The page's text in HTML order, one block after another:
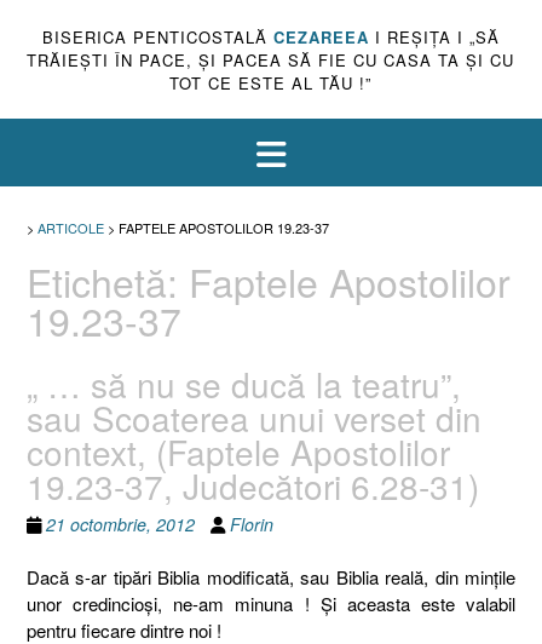
BISERICA PENTICOSTALĂ CEZAREEA I REŞIŢA I „SĂ
TRĂIEŞTI ÎN PACE, ŞI PACEA SĂ FIE CU CASA TA ŞI CU
TOT CE ESTE AL TĂU !”
> ARTICOLE > FAPTELE APOSTOLILOR 19.23-37
Etichetă: Faptele Apostolilor
19.23-37
„ … să nu se ducă la teatru”,
sau Scoaterea unui verset din
context, (Faptele Apostolilor
19.23-37, Judecători 6.28-31)
21 octombrie, 2012 Florin
Dacă s-ar tipări Biblia modificată, sau Biblia reală, din minţile
unor credincioşi, ne-am minuna ! Şi aceasta este valabil
pentru fiecare dintre noi !